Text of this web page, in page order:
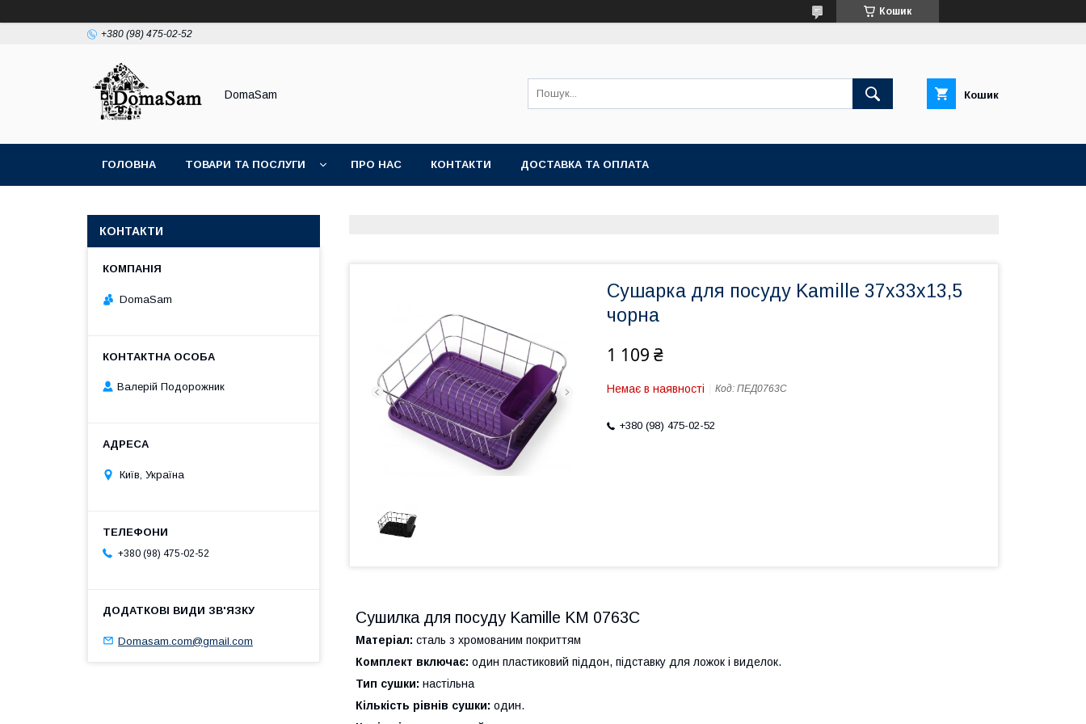
Кошик
+380 (98) 475-02-52
DomaSam Кошик
ГОЛОВНА ТОВАРИ ТА ПОСЛУГИ ПРО НАС КОНТАКТИ ДОСТАВКА ТА ОПЛАТА
Сушарка для посуду Kamille 37х33х13,5
чорна
1 109 ₴
Немає в наявності Код: ПЕД0763C
+380 (98) 475-02-52
Сушилка для посуду Kamille KM 0763С
Матеріал: сталь з хромованим покриттям
Комплект включає: один пластиковий піддон, підставку для ложок і виделок.
Тип сушки: настільна
Кількість рівнів сушки: один.
КОНТАКТИ
DomaSam
Валерій Подорожник
Київ, Україна
+380 (98) 475-02-52
Domasam.com@gmail.com